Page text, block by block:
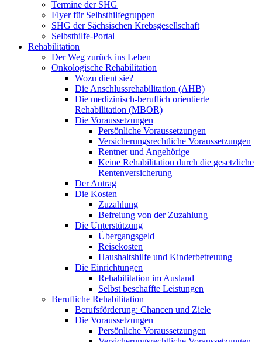
Termine der SHG
Flyer für Selbsthilfegruppen
SHG der Sächsischen Krebsgesellschaft
Selbsthilfe-Portal
Rehabilitation
Der Weg zurück ins Leben
Onkologische Rehabilitation
Wozu dient sie?
Die Anschlussrehabilitation (AHB)
Die medizinisch-beruflich orientierte
Rehabilitation (MBOR)
Die Voraussetzungen
Persönliche Voraussetzungen
Versicherungsrechtliche Voraussetzungen
Rentner und Angehörige
Keine Rehabilitation durch die gesetzliche
Rentenversicherung
Der Antrag
Die Kosten
Zuzahlung
Befreiung von der Zuzahlung
Die Unterstützung
Übergangsgeld
Reisekosten
Haushaltshilfe und Kinderbetreuung
Die Einrichtungen
Rehabilitation im Ausland
Selbst beschaffte Leistungen
Berufliche Rehabilitation
Berufsförderung: Chancen und Ziele
Die Voraussetzungen
Persönliche Voraussetzungen